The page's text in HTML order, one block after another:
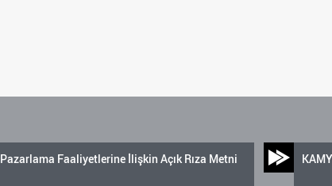
Pazarlama Faaliyetlerine İlişkin Açık Rıza Metni